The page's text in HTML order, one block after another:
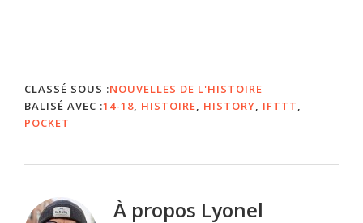
CLASSÉ SOUS :NOUVELLES DE L'HISTOIRE
BALISÉ AVEC :14-18, HISTOIRE, HISTORY, IFTTT,
POCKET
À propos Lyonel